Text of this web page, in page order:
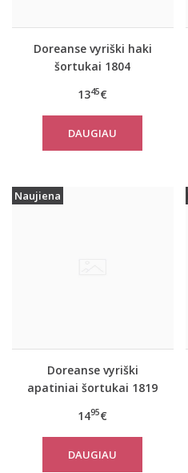
Doreanse vyriški haki
šortukai 1804
1345€
DAUGIAU
Naujiena
Doreanse vyriški
apatiniai šortukai 1819
1495€
DAUGIAU